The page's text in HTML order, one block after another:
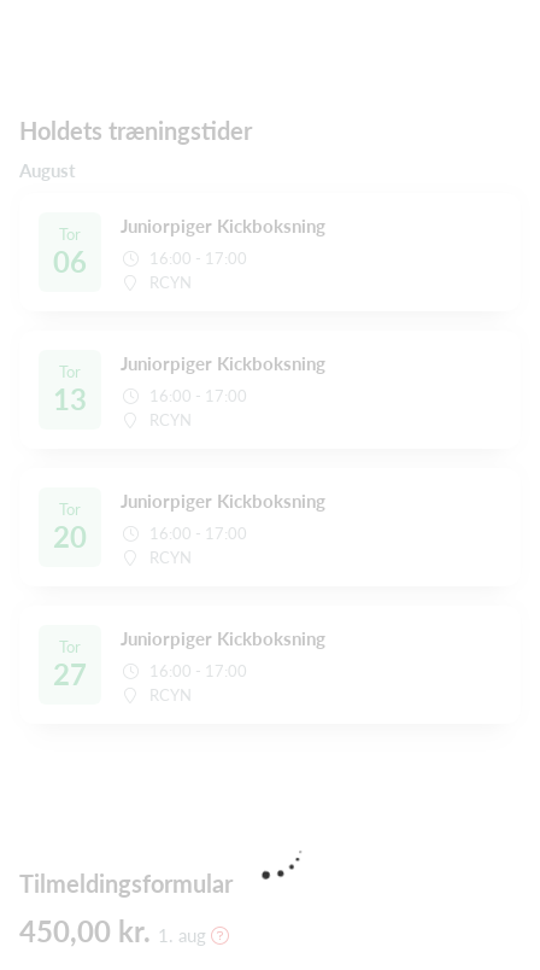
Holdets træningstider
August
Tor
06
Juniorpiger Kickboksning
16:00 - 17:00
RCYN
Tor
13
Juniorpiger Kickboksning
16:00 - 17:00
RCYN
Tor
20
Juniorpiger Kickboksning
16:00 - 17:00
RCYN
Tor
27
Juniorpiger Kickboksning
16:00 - 17:00
RCYN
Tilmeldingsformular
450,00 kr. 1. aug